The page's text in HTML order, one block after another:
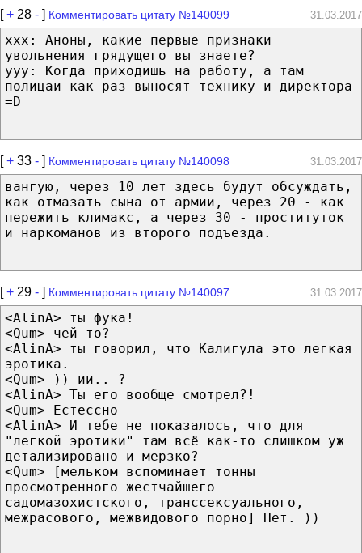
[+ 28 - ] Комментировать цитату №140099 31.03.2017
xxx: Аноны, какие первые признаки
увольнения грядущего вы знаете?
yyy: Когда приходишь на работу, а там
полицаи как раз выносят технику и директора
=D
[+ 33 - ] Комментировать цитату №140098 31.03.2017
вангую, через 10 лет здесь будут обсуждать,
как отмазать сына от армии, через 20 - как
пережить климакс, а через 30 - проституток
и наркоманов из второго подъезда.
[+ 29 - ] Комментировать цитату №140097 31.03.2017
<AlinA> ты фука!
<Qum> чей-то?
<AlinA> ты говорил, что Калигула это легкая
эротика.
<Qum> )) ии.. ?
<AlinA> Ты его вообще смотрел?!
<Qum> Естессно
<AlinA> И тебе не показалось, что для
"легкой эротики" там всё как-то слишком уж
детализировано и мерзко?
<Qum> [мельком вспоминает тонны
просмотренного жестчайшего
садомазохистского, транссексуального,
межрасового, межвидового порно] Нет. ))